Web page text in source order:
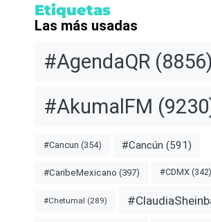
Etiquetas
Las más usadas
#AgendaQR (8856)
#AkumalFM
#Cancun (354) #Cancún (591)
#CaribeMexicano (397) #CDMX (342)
#Chetumal (289)